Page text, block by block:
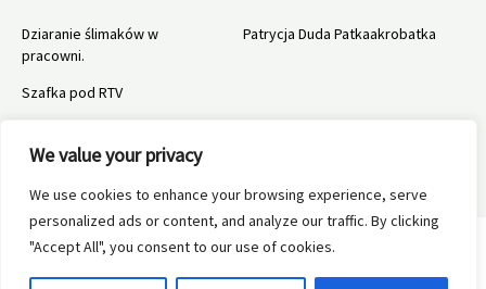
We value your privacy
We use cookies to enhance your browsing experience, serve
personalized ads or content, and analyze our traffic. By clicking
"Accept All", you consent to our use of cookies.
Dziaranie ślimaków w
pracowni.
Patrycja Duda Patkaakrobatka
Szafka pod RTV
←Poprzedni Wpis Następny Wpis